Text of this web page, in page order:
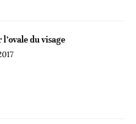
l’ovale du visage